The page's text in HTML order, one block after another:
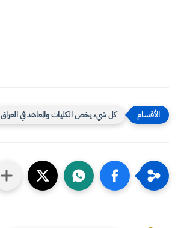
كل شيء يخص الكليات والمعاهد في العراق